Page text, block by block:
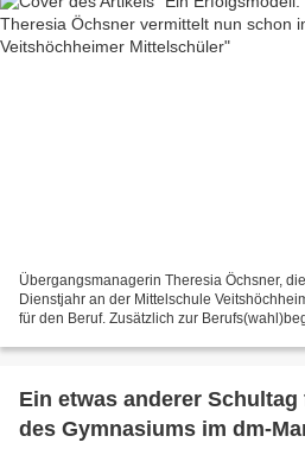
Übergangsmanagerin Theresia Öchsner,
Dienstjahr an der Mittelschule
für den Beruf. Zusätzlich zur
Ein etwas anderer
des Gymnasiums im dm-